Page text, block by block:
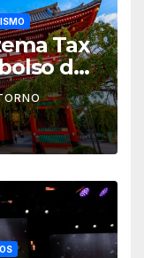
Tax
de